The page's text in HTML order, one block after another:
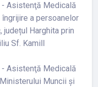
Asistenţă Medicală
a persoanelor
județul Harghita prin
Sf. Kamill
Asistenţă Medicală
Muncii și